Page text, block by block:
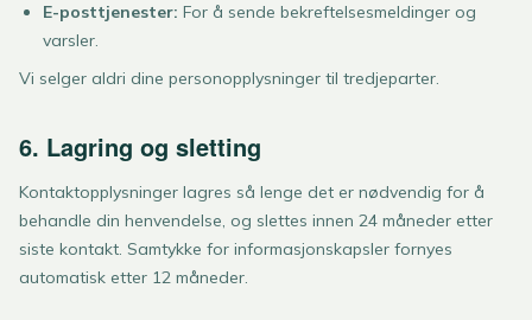
E-posttjenester: For å sende bekreftelsesmeldinger og
varsler.
Vi selger aldri dine personopplysninger til tredjeparter.
6. Lagring og sletting
Kontaktopplysninger lagres så lenge det er nødvendig for å
behandle din henvendelse, og slettes innen 24 måneder etter
siste kontakt. Samtykke for informasjonskapsler fornyes
automatisk etter 12 måneder.